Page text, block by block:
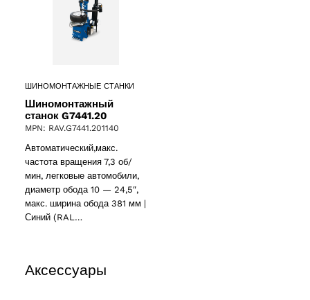
ШИНОМОНТАЖНЫЕ СТАНКИ
Шиномонтажный
станок G7441.20
MPN: RAV.G7441.201140
Автоматический,макс.
частота вращения 7,3 об/
мин, легковые автомобили,
диаметр обода 10 — 24,5″,
макс. ширина обода 381 мм |
Синий (RAL…
Аксессуары